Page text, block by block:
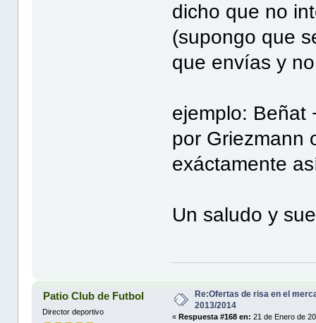
dicho que no
(supongo que
que envías y
ejemplo: Beñat
por Griezmann
exáctamente
Un saludo y
Patio Club de Futbol
Director deportivo
Re:Ofertas de risa en el
2013/2014
« Respuesta #168 en: 21 de Enero de